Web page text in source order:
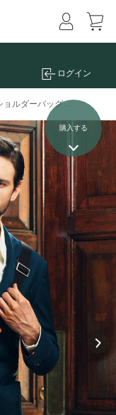
ログイン
ョルダーバッグ エメリー
購入する